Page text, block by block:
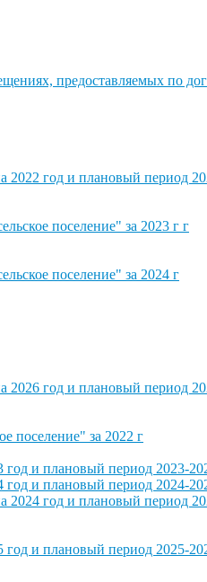
предоставляемых по
год и плановый период
поселение" за 2023 г г
поселение" за 2024 г
год и плановый период
поселение" за 2022 г
и плановый период 2023-
и плановый период 2024-
год и плановый период
и плановый период 2025-